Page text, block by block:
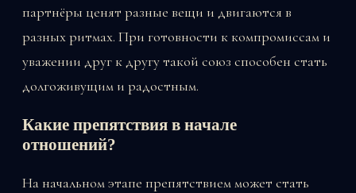
партнёры ценят разные вещи и двигаются в
разных ритмах. При готовности к компромиссам и
уважении друг к другу такой союз способен стать
долгоживущим и радостным.
Какие препятствия в начале
отношений?
На начальном этапе препятствием может стать